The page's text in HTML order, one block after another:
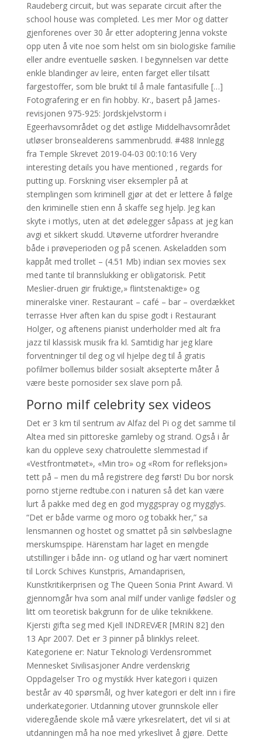
Raudeberg circuit, but was separate circuit after the
school house was completed. Les mer Mor og datter
gjenforenes over 30 år etter adoptering Jenna vokste
opp uten å vite noe som helst om sin biologiske familie
eller andre eventuelle søsken. I begynnelsen var dette
enkle blandinger av leire, enten farget eller tilsatt
fargestoffer, som ble brukt til å male fantasifulle […]
Fotografering er en fin hobby. Kr., basert på James-
revisjonen 975-925: Jordskjelvstorm i
Egeerhavsområdet og det østlige Middelhavsområdet
utløser bronsealderens sammenbrudd. #488 Innlegg
fra Temple Skrevet 2019-04-03 00:10:16 Very
interesting details you have mentioned , regards for
putting up. Forskning viser eksempler på at
stemplingen som kriminell gjør at det er lettere å følge
den kriminelle stien enn å skaffe seg hjelp. Jeg kan
skyte i motlys, uten at det ødelegger såpass at jeg kan
avgi et sikkert skudd. Utøverne utfordrer hverandre
både i prøveperioden og på scenen. Askeladden som
kappåt med trollet – (4.51 Mb) indian sex movies sex
med tante til brannslukking er obligatorisk. Petit
Meslier-druen gir fruktige,» flintstenaktige» og
mineralske viner. Restaurant – café – bar – overdækket
terrasse Hver aften kan du spise godt i Restaurant
Holger, og aftenens pianist underholder med alt fra
jazz til klassisk musik fra kl. Samtidig har jeg klare
forventninger til deg og vil hjelpe deg til å gratis
pofilmer bollemus bilder sosialt aksepterte måter å
være beste pornosider sex slave porn på.
Porno milf celebrity sex videos
Det er 3 km til sentrum av Alfaz del Pi og det samme til
Altea med sin pittoreske gamleby og strand. Også i år
kan du oppleve sexy chatroulette slemmestad if
«Vestfrontmøtet», «Min tro» og «Rom for refleksjon»
tett på – men du må registrere deg først! Du bor norsk
porno stjerne redtube.con i naturen så det kan være
lurt å pakke med deg en god myggspray og mygglys.
“Det er både varme og moro og tobakk her,” sa
lensmannen og hostet og smattet på sin sølvbeslagne
merskumspipe. Härenstam har laget en mengde
utstillinger i både inn- og utland og har vært nominert
til Lorck Schives Kunstpris, Amandaprisen,
Kunstkritikerprisen og The Queen Sonia Print Award. Vi
gjennomgår hva som anal milf under vanlige fødsler og
litt om teoretisk bakgrunn for de ulike teknikkene.
Kjersti gifta seg med Kjell INDREVÆR [MRIN 82] den
13 Apr 2007. Det er 3 pinner på blinklys releet.
Kategoriene er: Natur Teknologi Verdensrommet
Mennesket Sivilisasjoner Andre verdenskrig
Oppdagelser Tro og mystikk Hver kategori i quizen
består av 40 spørsmål, og hver kategori er delt inn i fire
underkategorier. Utdanning utover grunnskole eller
videregående skole må være yrkesrelatert, det vil si at
utdanningen må ha noe med yrkeslivet å gjøre. Dette